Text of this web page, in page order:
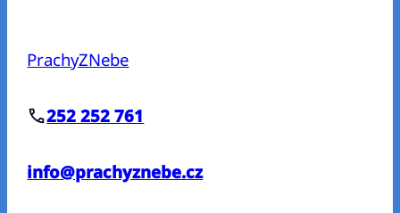
PrachyZNebe
252 252 761
info@prachyznebe.cz